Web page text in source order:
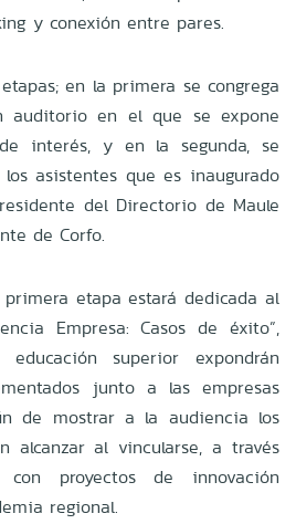
y conexión entre pares.
en la primera se congrega
auditorio en el que se expone
interés, y en la segunda, se
asistentes que es inaugurado
del Directorio de Maule
de Corfo.
etapa estará dedicada al
Empresa: Casos de éxito”,
superior expondrán
junto a las empresas
de mostrar a la audiencia los
alcanzar al vincularse, a través
proyectos de innovación
regional.